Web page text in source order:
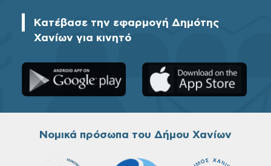
Κατέβασε την εφαρμογή Δημότης
Χανίων για κινητό
Νομικά πρόσωπα του Δήμου Χανίων